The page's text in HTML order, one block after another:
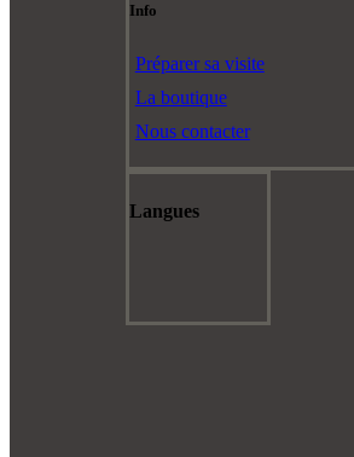
Info
Préparer sa visite
La boutique
Nous contacter
Langues